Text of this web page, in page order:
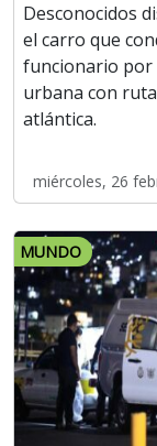
Desconocidos
el carro que
funcionario por
urbana con
atlántica.
miércoles, 26
MUNDO